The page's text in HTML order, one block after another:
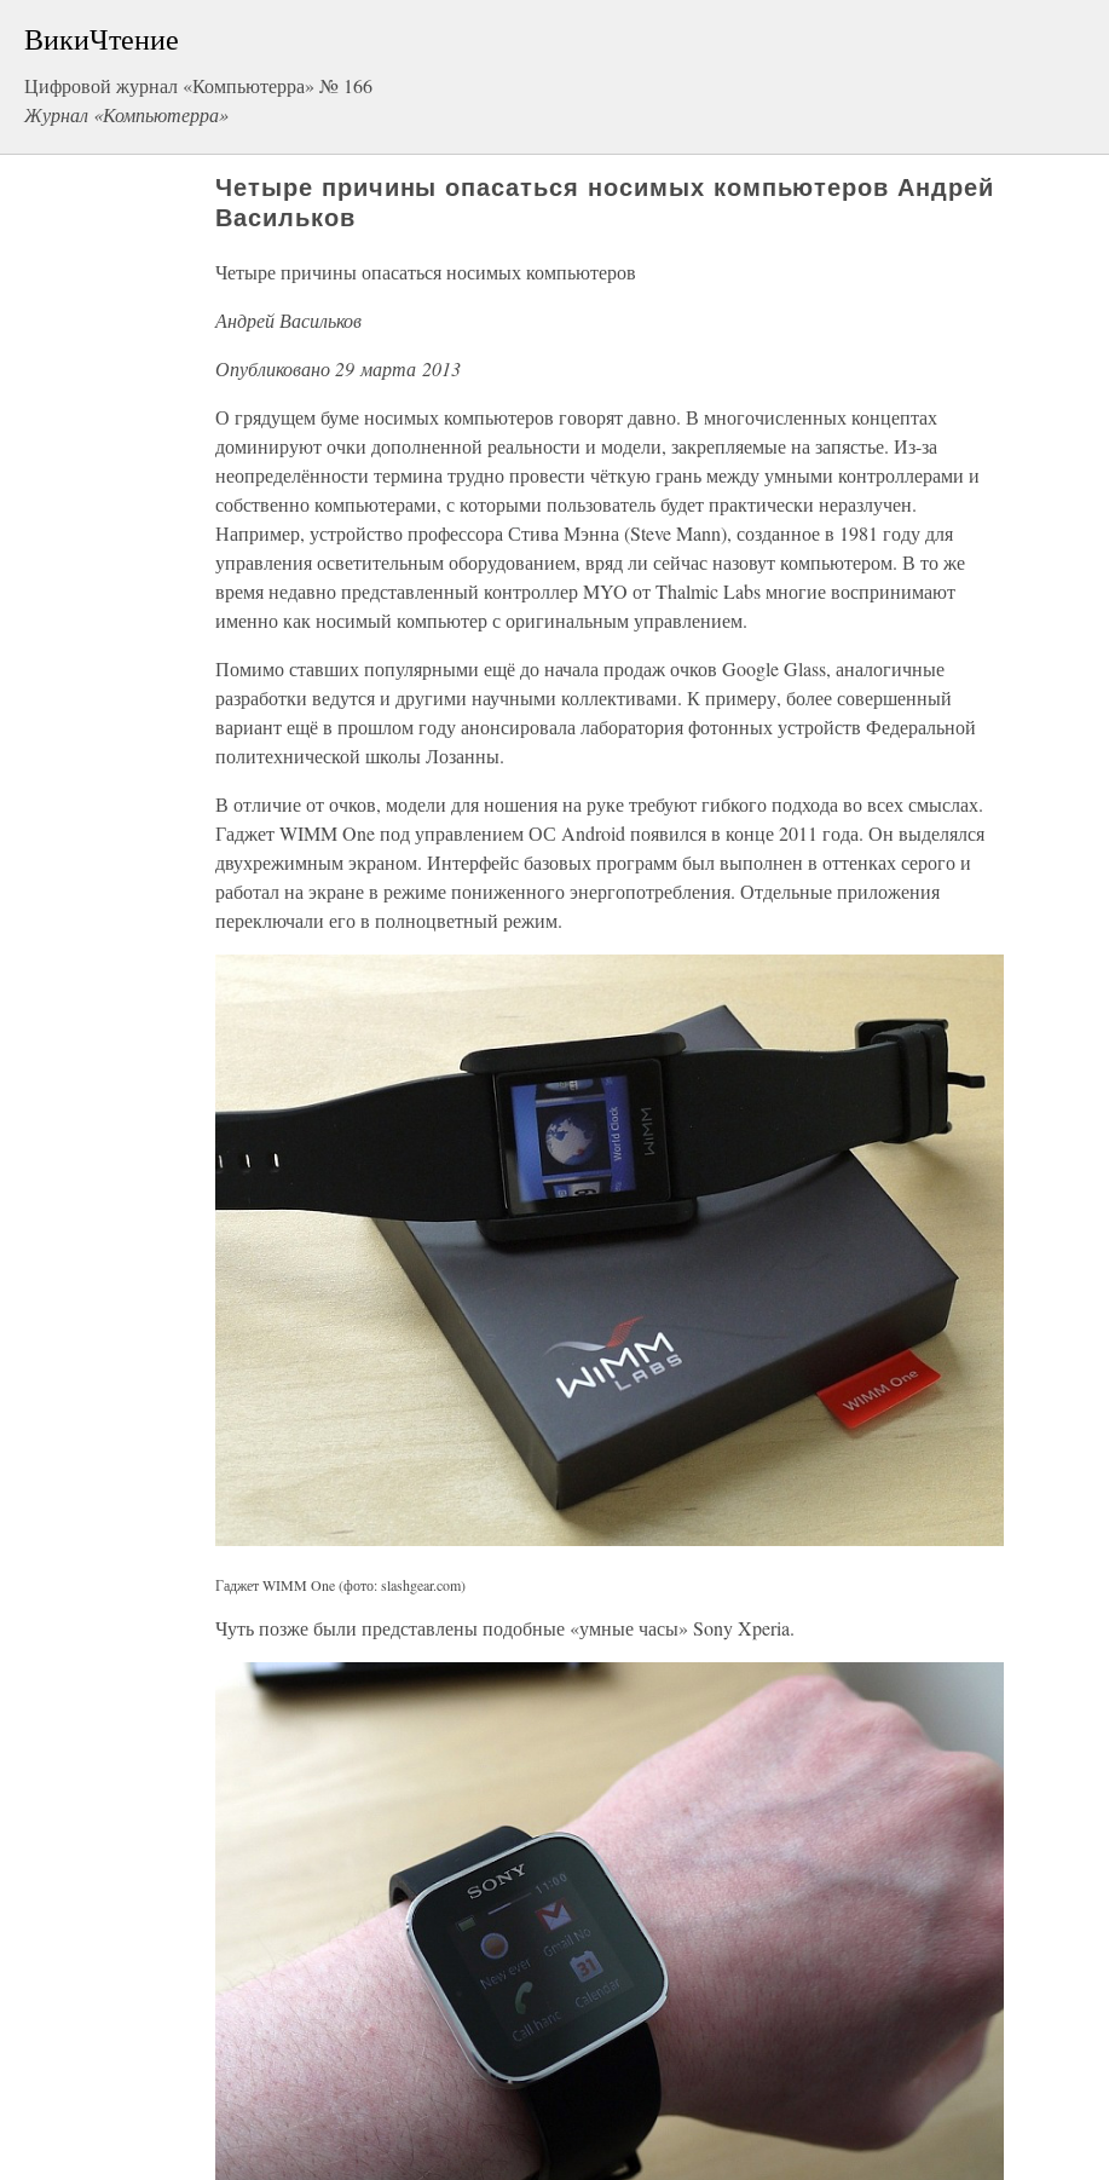
ВикиЧтение
Цифровой журнал «Компьютерра» № 166
Журнал «Компьютерра»
Четыре причины опасаться носимых компьютеров Андрей
Васильков
Четыре причины опасаться носимых компьютеров
Андрей Васильков
Опубликовано 29 марта 2013
О грядущем буме носимых компьютеров говорят давно. В многочисленных концептах
доминируют очки дополненной реальности и модели, закрепляемые на запястье. Из-за
неопределённости термина трудно провести чёткую грань между умными контроллерами и
собственно компьютерами, с которыми пользователь будет практически неразлучен.
Например, устройство профессора Стива Мэнна (Steve Mann), созданное в 1981 году для
управления осветительным оборудованием, вряд ли сейчас назовут компьютером. В то же
время недавно представленный контроллер MYO от Thalmic Labs многие воспринимают
именно как носимый компьютер с оригинальным управлением.
Помимо ставших популярными ещё до начала продаж очков Google Glass, аналогичные
разработки ведутся и другими научными коллективами. К примеру, более совершенный
вариант ещё в прошлом году анонсировала лаборатория фотонных устройств Федеральной
политехнической школы Лозанны.
В отличие от очков, модели для ношения на руке требуют гибкого подхода во всех смыслах.
Гаджет WIMM One под управлением ОС Android появился в конце 2011 года. Он выделялся
двухрежимным экраном. Интерфейс базовых программ был выполнен в оттенках серого и
работал на экране в режиме пониженного энергопотребления. Отдельные приложения
переключали его в полноцветный режим.
Гаджет WIMM One (фото: slashgear.com)
Чуть позже были представлены подобные «умные часы» Sony Xperia.